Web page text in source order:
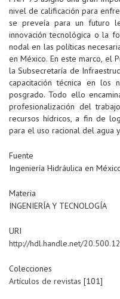
nivel de calificación para
se preveía para un futuro
innovación tecnológica o la
nodal en las políticas
en México. En este marco, el
la Subsecretaría de
capacitación técnica en los
posgrado. Todo ello
profesionalización del
recursos hídricos, a fin de
para el uso racional del agua
Fuente
Ingeniería Hidráulica en
Materia
INGENIERÍA Y TECNOLOGÍA
URI
http://hdl.handle.net/
Colecciones
Artículos de revistas [101]